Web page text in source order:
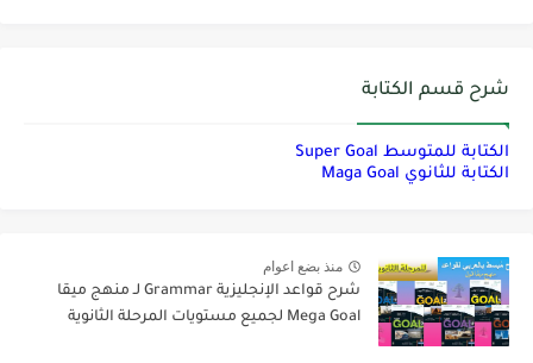
شرح قسم الكتابة
الكتابة للمتوسط Super Goal
الكتابة للثانوي Maga Goal
منذ بضع اعوام
شرح قواعد الإنجليزية Grammar لـ منهج ميقا
Mega Goal لجميع مستويات المرحلة الثانوية